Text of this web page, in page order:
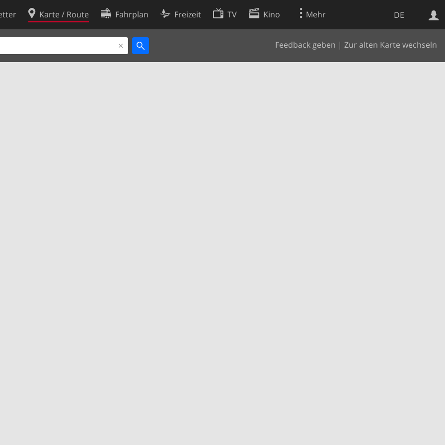
DE
Karte / Route Fahrplan Freizeit TV Kino Mehr
Feedback geben | Zur alten Karte wechseln
Websuche
Cookie-Richtlinie
Cookie-Einstellungen